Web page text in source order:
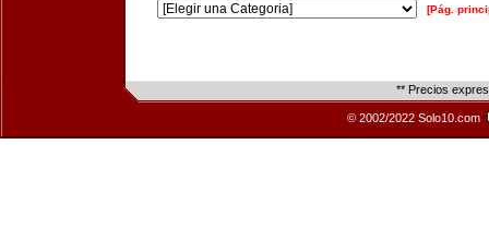
[Pág.
** Precios
© 2002/2022 Solo10.com